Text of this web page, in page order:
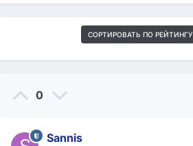
СОРТИРОВАТЬ ПО РЕЙТИНГУ
0
Sannis